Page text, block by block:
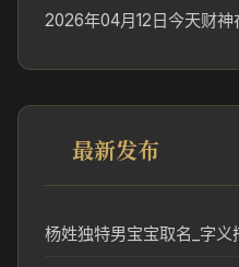
最新发布
杨姓独特男宝宝取名_字义